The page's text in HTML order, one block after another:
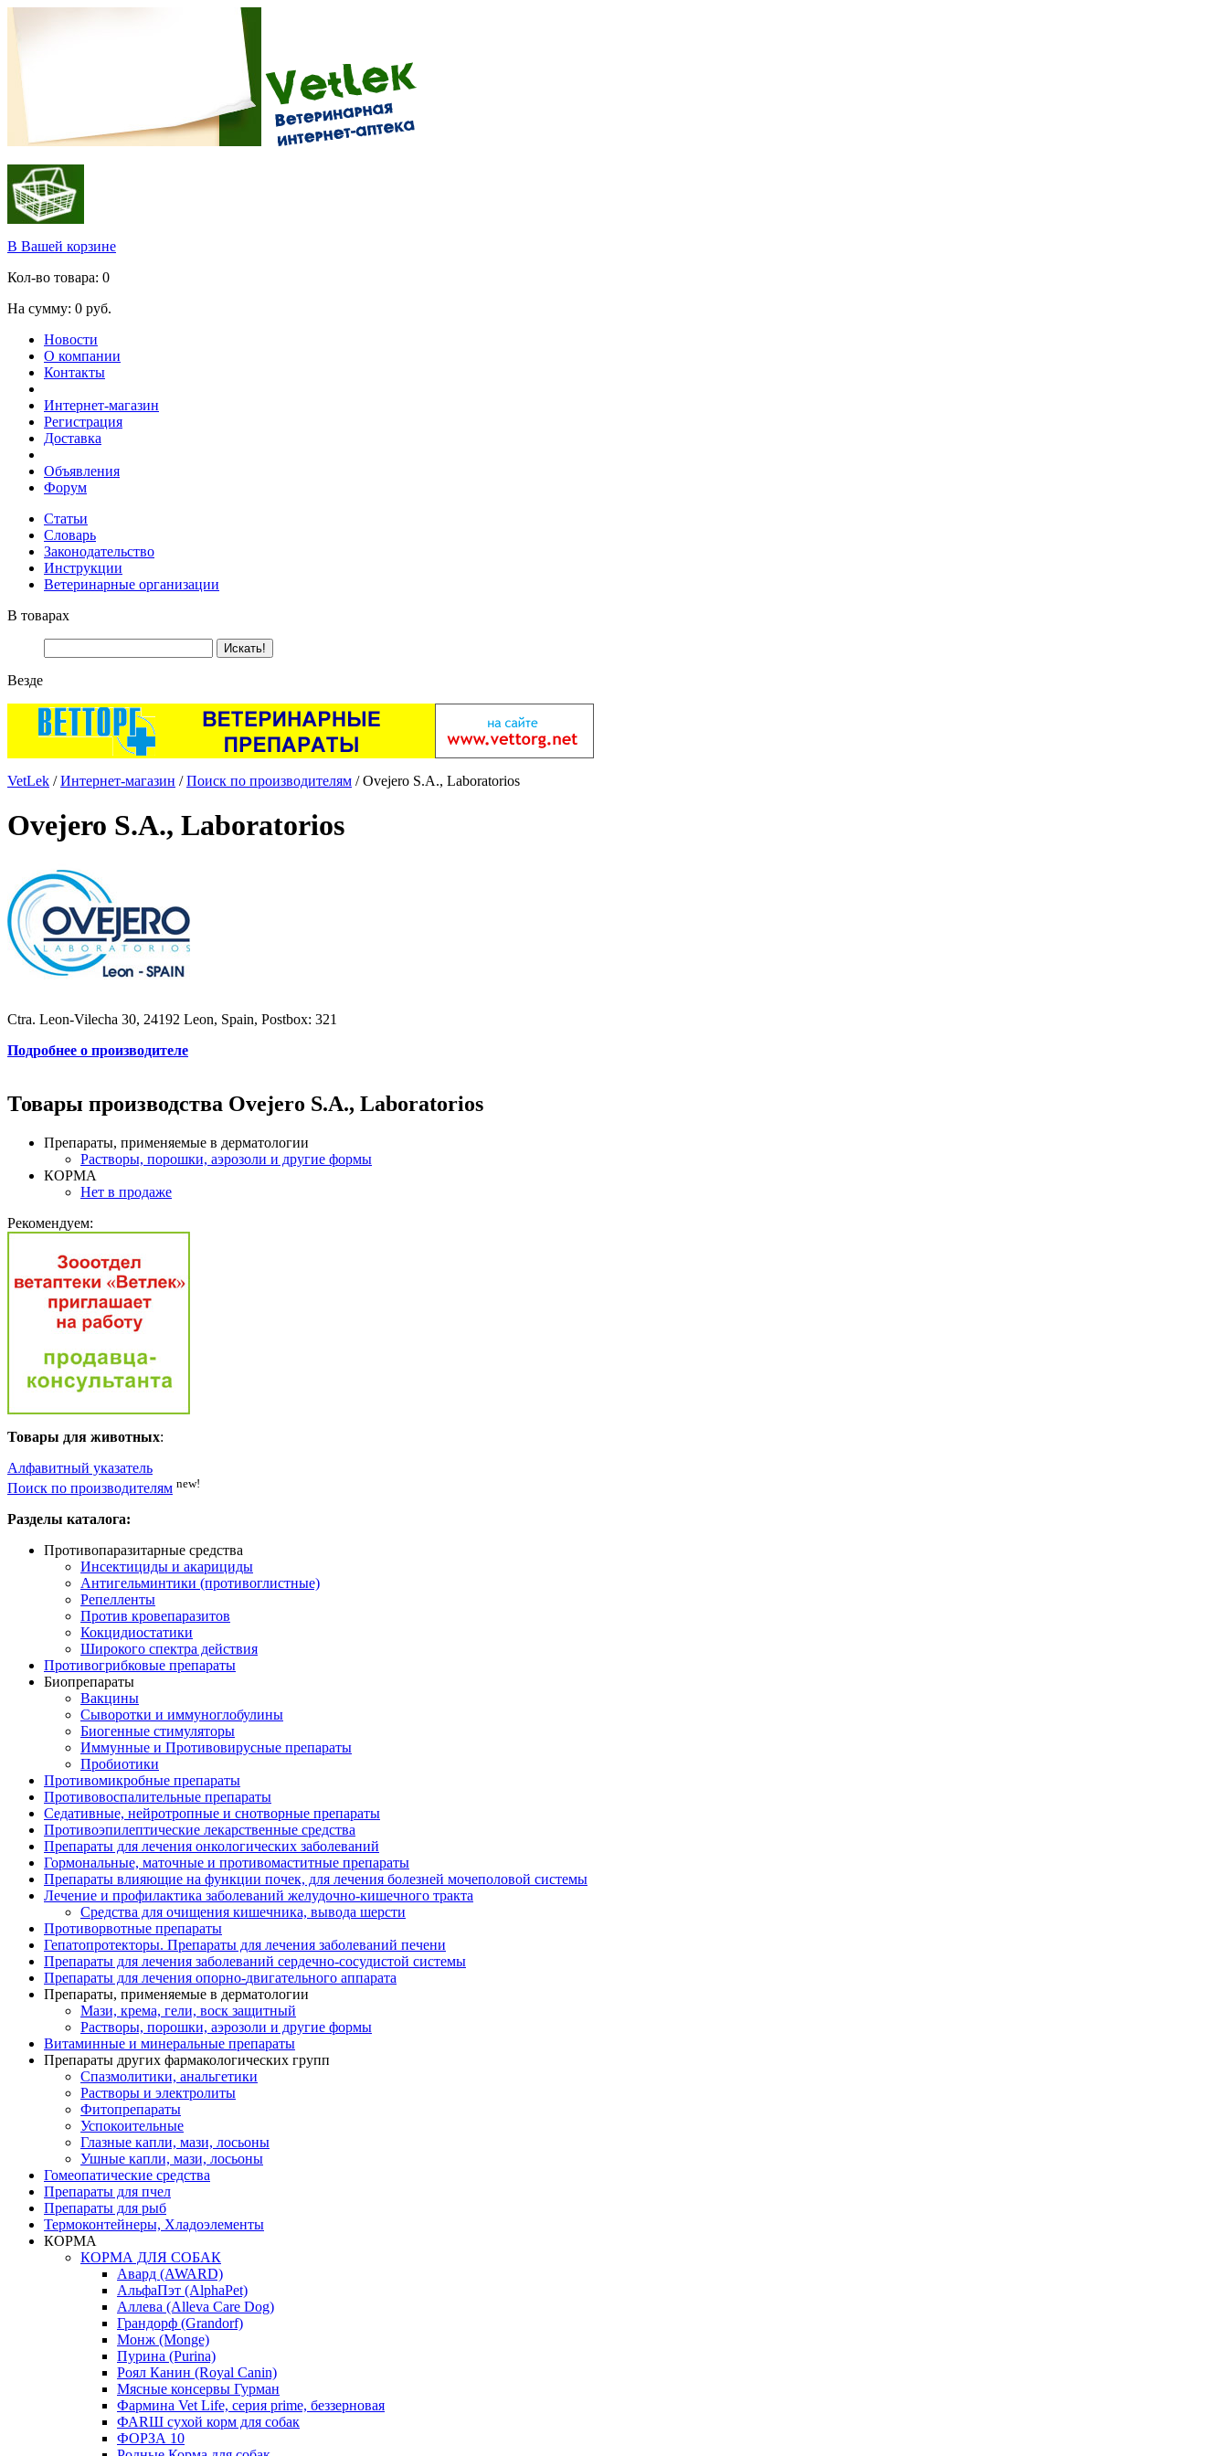
В Вашей корзине
Кол-во товара: 0
На сумму: 0 руб.
Новости
О компании
Контакты
Интернет-магазин
Регистрация
Доставка
Объявления
Форум
Статьи
Словарь
Законодательство
Инструкции
Ветеринарные организации
В товарах
Везде
VetLek /Интернет-магазин /Поиск по производителям / Ovejero S.A., Laboratorios
Ovejero S.A., Laboratorios
Ctra. Leon-Vilecha 30, 24192 Leon, Spain, Postbox: 321
Подробнее о производителе
Товары производства Ovejero S.A., Laboratorios
Препараты, применяемые в дерматологии
Растворы, порошки, аэрозоли и другие формы
КОРМА
Нет в продаже
Рекомендуем:
Товары для животных:
Алфавитный указатель
Поиск по производителям new!
Разделы каталога:
Противопаразитарные средства
Инсектициды и акарициды
Антигельминтики (противоглистные)
Репелленты
Против кровепаразитов
Кокцидиостатики
Широкого спектра действия
Противогрибковые препараты
Биопрепараты
Вакцины
Сыворотки и иммуноглобулины
Биогенные стимуляторы
Иммунные и Противовирусные препараты
Пробиотики
Противомикробные препараты
Противовоспалительные препараты
Седативные, нейротропные и снотворные препараты
Противоэпилептические лекарственные средства
Препараты для лечения онкологических заболеваний
Гормональные, маточные и противомаститные препараты
Препараты влияющие на функции почек, для лечения болезней мочеполовой системы
Лечение и профилактика заболеваний желудочно-кишечного тракта
Средства для очищения кишечника, вывода шерсти
Противорвотные препараты
Гепатопротекторы. Препараты для лечения заболеваний печени
Препараты для лечения заболеваний сердечно-сосудистой системы
Препараты для лечения опорно-двигательного аппарата
Препараты, применяемые в дерматологии
Мази, крема, гели, воск защитный
Растворы, порошки, аэрозоли и другие формы
Витаминные и минеральные препараты
Препараты других фармакологических групп
Спазмолитики, анальгетики
Растворы и электролиты
Фитопрепараты
Успокоительные
Глазные капли, мази, лосьоны
Ушные капли, мази, лосьоны
Гомеопатические средства
Препараты для пчел
Препараты для рыб
Термоконтейнеры, Хладоэлементы
КОРМА
КОРМА ДЛЯ СОБАК
Авард (AWARD)
АльфаПэт (AlphaPet)
Аллева (Alleva Care Dog)
Грандорф (Grandorf)
Монж (Monge)
Пурина (Purina)
Роял Канин (Royal Canin)
Мясные консервы Гурман
Фармина Vet Life, серия prime, беззерновая
ФАRШ сухой корм для собак
ФОРЗА 10